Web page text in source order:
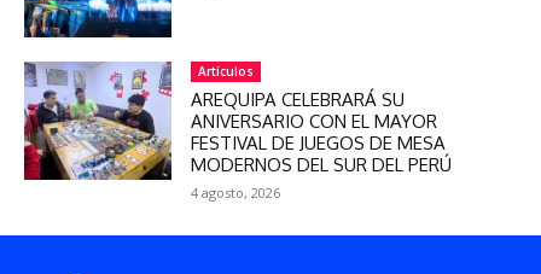
Artículos
AREQUIPA CELEBRARÁ SU
ANIVERSARIO CON EL MAYOR
FESTIVAL DE JUEGOS DE MESA
MODERNOS DEL SUR DEL PERÚ
4 agosto, 2026